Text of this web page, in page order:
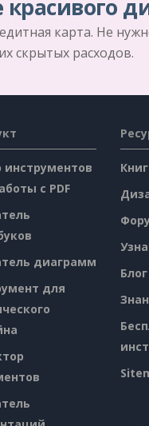
карта. Не
скрытых расходов.
инструментов
с PDF
диаграмм
для
Блог